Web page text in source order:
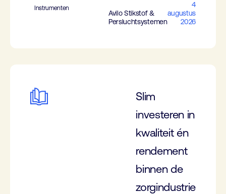
Instrumenten
Avilo Stikstof &
Persluchtsystemen
4
augustus
2026
Slim
investeren in
kwaliteit én
rendement
binnen de
zorgindustrie